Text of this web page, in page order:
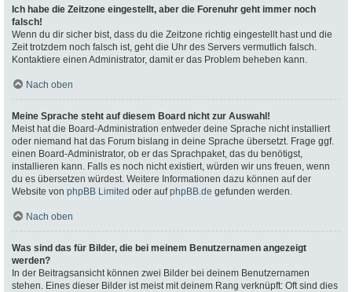
Ich habe die Zeitzone eingestellt, aber die Forenuhr geht immer noch
falsch!
Wenn du dir sicher bist, dass du die Zeitzone richtig eingestellt hast und die
Zeit trotzdem noch falsch ist, geht die Uhr des Servers vermutlich falsch.
Kontaktiere einen Administrator, damit er das Problem beheben kann.
Nach oben
Meine Sprache steht auf diesem Board nicht zur Auswahl!
Meist hat die Board-Administration entweder deine Sprache nicht installiert
oder niemand hat das Forum bislang in deine Sprache übersetzt. Frage ggf.
einen Board-Administrator, ob er das Sprachpaket, das du benötigst,
installieren kann. Falls es noch nicht existiert, würden wir uns freuen, wenn
du es übersetzen würdest. Weitere Informationen dazu können auf der
Website von phpBB Limited oder aufphpBB.de gefunden werden.
Nach oben
Was sind das für Bilder, die bei meinem Benutzernamen angezeigt
werden?
In der Beitragsansicht können zwei Bilder bei deinem Benutzernamen
stehen. Eines dieser Bilder ist meist mit deinem Rang verknüpft: Oft sind dies